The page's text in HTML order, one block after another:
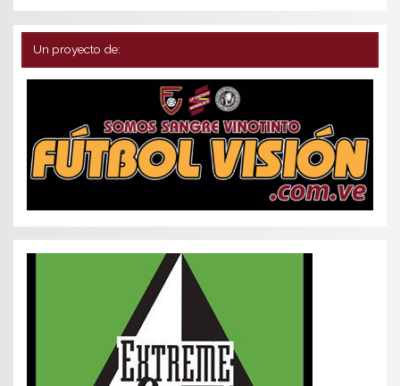
Un proyecto de: